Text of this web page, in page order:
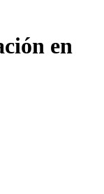
en